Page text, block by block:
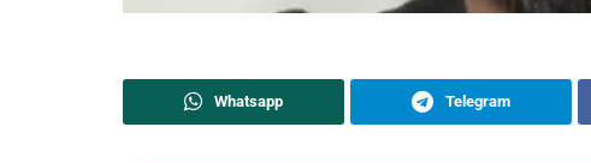
Whatsapp Telegram